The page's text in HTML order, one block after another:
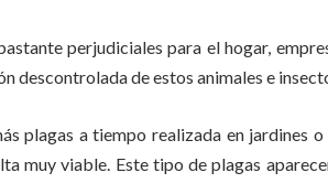
perjudiciales para el hogar,
descontrolada de estos animales e
plagas atiempo realizada enjardines o
muy viable. Este tipo de plagas